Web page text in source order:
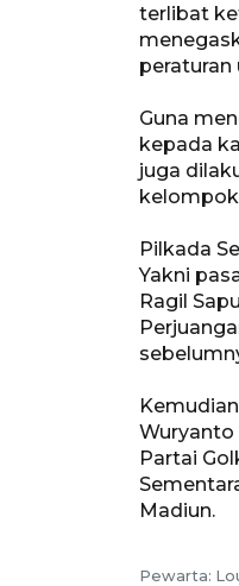
terlibat
peraturan
Guna
kepada
juga
Pilkada
Yakni
Ragil
Wuryanto
Partai
Madiun.
Pewarta: